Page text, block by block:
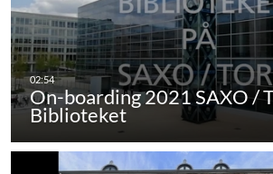
On-boarding 2021 SAXO /
Biblioteket